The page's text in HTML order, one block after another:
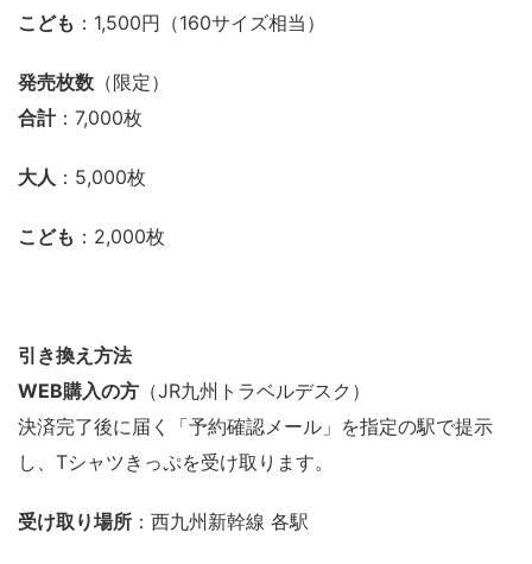
こども ：1,500円（160サイズ相当）
発売枚数 （限定）
合計：7,000枚
大人 ：5,000枚
こども ：2,000枚
引き換え方法
WEB購入の方 （JR九州トラベルデスク）
決済完了後に届く「予約確認メール」を指定の駅で提示
し、Tシャツきっぷを受け取ります。
受け取り場所 ：西九州新幹線 各駅